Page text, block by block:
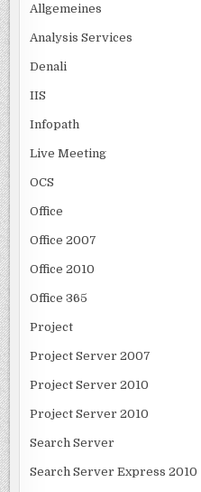
Allgemeines
Analysis Services
Denali
IIS
Infopath
Live Meeting
OCS
Office
Office 2007
Office 2010
Office 365
Project
Project Server 2007
Project Server 2010
Project Server 2010
Search Server
Search Server Express 2010